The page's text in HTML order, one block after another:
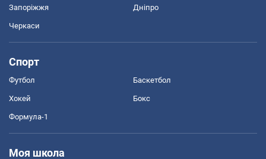
Запоріжжя Дніпро
Черкаси
Спорт
Футбол Баскетбол
Хокей Бокс
Формула-1
Моя школа